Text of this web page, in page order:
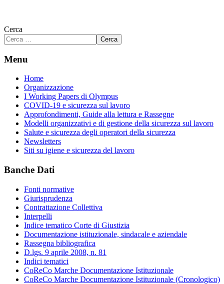
Cerca
Cerca
Menu
Home
Organizzazione
I Working Papers di Olympus
COVID-19 e sicurezza sul lavoro
Approfondimenti, Guide alla lettura e Rassegne
Modelli organizzativi e di gestione della sicurezza sul lavoro
Salute e sicurezza degli operatori della sicurezza
Newsletters
Siti su igiene e sicurezza del lavoro
Banche Dati
Fonti normative
Giurisprudenza
Contrattazione Collettiva
Interpelli
Indice tematico Corte di Giustizia
Documentazione istituzionale, sindacale e aziendale
Rassegna bibliografica
D.lgs. 9 aprile 2008, n. 81
Indici tematici
CoReCo Marche Documentazione Istituzionale
CoReCo Marche Documentazione Istituzionale (Cronologico)